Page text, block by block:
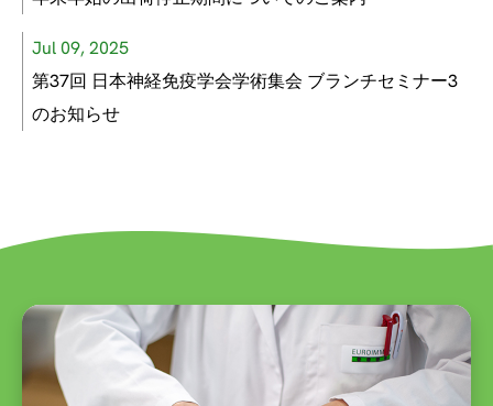
Jul 09, 2025
第37回 日本神経免疫学会学術集会 ブランチセミナー3
のお知らせ